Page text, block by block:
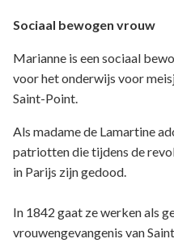
Sociaal bewogen vrouw
Marianne is een sociaal
voor het onderwijs voor
Saint-Point.
Als madame de Lamartine
patriotten die tijdens de
in Parijs zijn gedood.
In 1842 gaat ze werken als
vrouwengevangenis van